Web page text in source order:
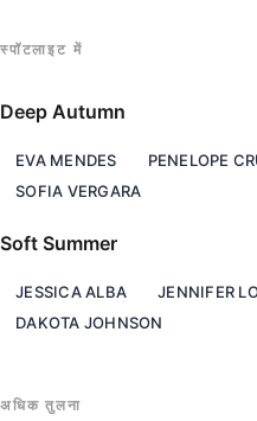
स्पॉटलाइट में
Deep Autumn
EVA MENDES PENELOPE
SOFIA VERGARA
Soft Summer
JESSICA ALBA JENNIFER
DAKOTA JOHNSON
अधिक तुलना